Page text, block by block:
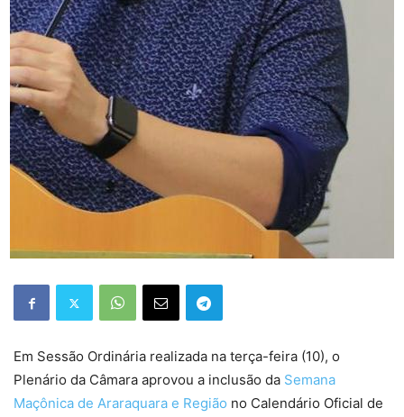
Em Sessão Ordinária realizada na terça-feira (10), o
Plenário da Câmara aprovou a inclusão da Semana
Maçônica de Araraquara e Região no Calendário Oficial de